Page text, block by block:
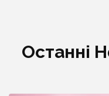
Останні